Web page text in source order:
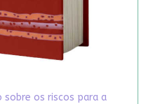
os riscos para a